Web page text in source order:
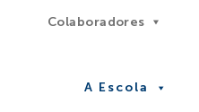
A Escola
Colaboradores